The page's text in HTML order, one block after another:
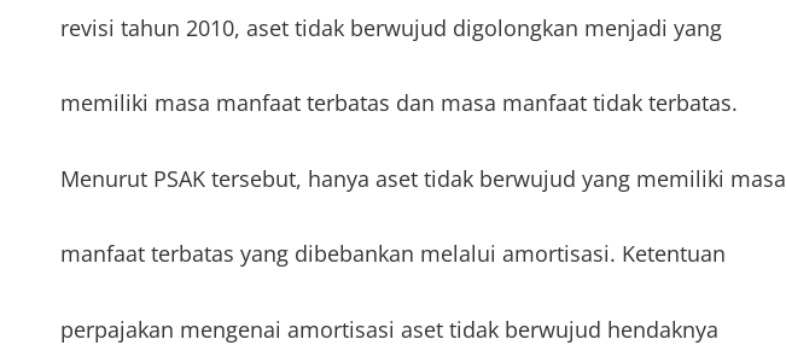
revisi tahun 2010, aset tidak berwujud digolongkan menjadi yang
memiliki masa manfaat terbatas dan masa manfaat tidak terbatas.
Menurut PSAK tersebut, hanya aset tidak berwujud yang memiliki masa
manfaat terbatas yang dibebankan melalui amortisasi. Ketentuan
perpajakan mengenai amortisasi aset tidak berwujud hendaknya